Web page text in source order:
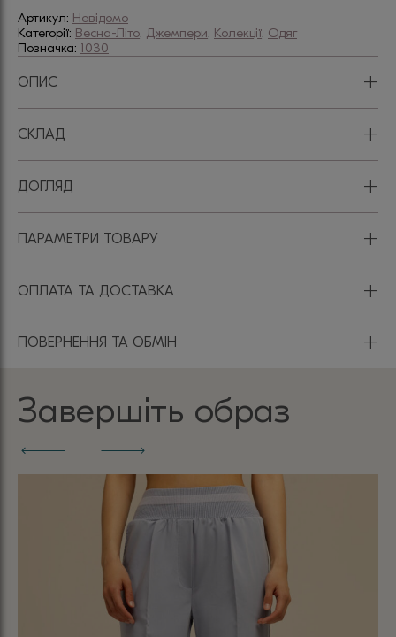
Артикул: Невідомо
Категорії: Весна-Літо, Джемпери, Колекції, Одяг
Позначка: 1030
ОПИС +
СКЛАД +
ДОГЛЯД +
ПАРАМЕТРИ ТОВАРУ +
ОПЛАТА ТА ДОСТАВКА +
ПОВЕРНЕННЯ ТА ОБМІН +
Завершіть образ